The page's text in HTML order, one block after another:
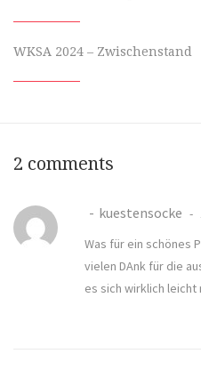
WKSA 2024 – Zwischenstand
2 comments
kuestensocke
Was für ein schönes
vielen DAnk für die
es sich wirklich leicht